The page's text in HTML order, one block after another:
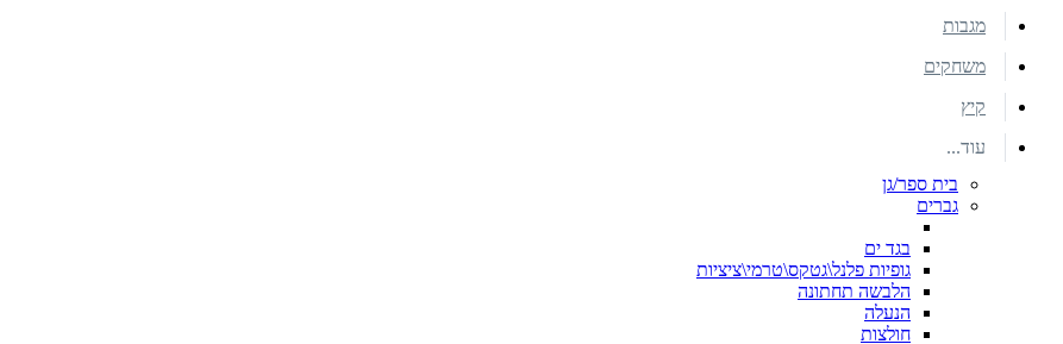
מגבות
משחקים
קיץ
עוד...
בית ספר/גן
גברים
בגד ים
גופיות פלנל\גטקס\טרמי\ציציות
הלבשה תחתונה
הנעלה
חולצות